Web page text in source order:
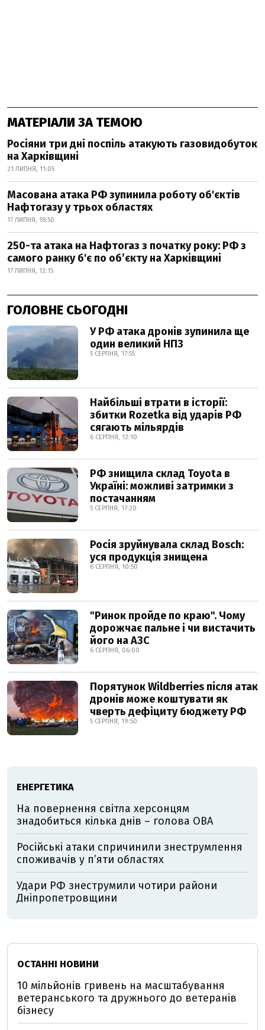
МАТЕРІАЛИ ЗА ТЕМОЮ
Росіяни три дні поспіль атакують газовидобуток
на Харківщині
21 ЛИПНЯ, 11:05
Масована атака РФ зупинила роботу об'єктів
Нафтогазу у трьох областях
17 ЛИПНЯ, 18:50
250-та атака на Нафтогаз з початку року: РФ з
самого ранку б'є по об’єкту на Харківщині
17 ЛИПНЯ, 12:15
ГОЛОВНЕ СЬОГОДНІ
У РФ атака дронів зупинила ще
один великий НПЗ
5 СЕРПНЯ, 17:55
Найбільші втрати в історії:
збитки Rozetka від ударів РФ
сягають мільярдів
6 СЕРПНЯ, 12:10
РФ знищила склад Toyota в
Україні: можливі затримки з
постачанням
5 СЕРПНЯ, 17:20
Росія зруйнувала склад Bosch:
уся продукція знищена
6 СЕРПНЯ, 10:50
"Ринок пройде по краю". Чому
дорожчає пальне і чи вистачить
його на АЗС
6 СЕРПНЯ, 06:00
Порятунок Wildberries після атак
дронів може коштувати як
чверть дефіциту бюджету РФ
5 СЕРПНЯ, 19:50
ЕНЕРГЕТИКА
На повернення світла херсонцям
знадобиться кілька днів – голова ОВА
Російські атаки спричинили знеструмлення
споживачів у п’яти областях
Удари РФ знеструмили чотири райони
Дніпропетровщини
ОСТАННІ НОВИНИ
10 мільйонів гривень на масштабування
ветеранського та дружнього до ветеранів
бізнесу